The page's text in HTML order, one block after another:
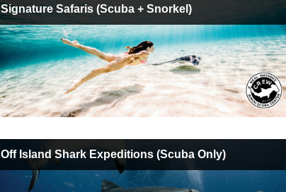
Signature Safaris (Scuba + Snorkel)
Off Island Shark Expeditions (Scuba Only)